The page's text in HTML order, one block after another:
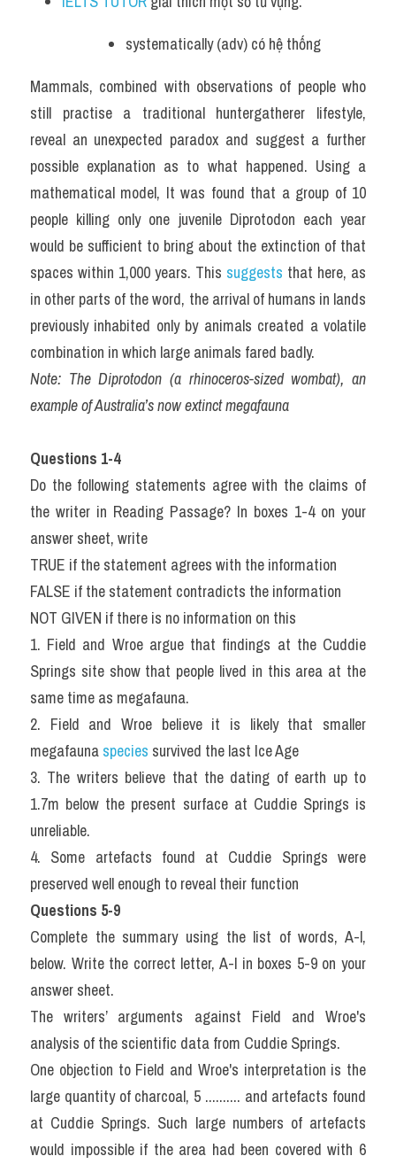
systematically (adv) có hệ thống
Mammals, combined with observations of people who
still practise a traditional hunter­gatherer lifestyle,
reveal an unexpected paradox and suggest a further
possible explanation as to what happened. Using a
mathematical model, It was found that a group of 10
people killing only one juvenile Diprotodon each year
would be sufficient to bring about the extinction of that
spaces within 1,000 years. This suggests that here, as
in other parts of the word, the arrival of humans in lands
previously inhabited only by animals created a volatile
combination in which large animals fared badly.
Note: The Diprotodon (a rhinoceros-sized wombat), an
example of Australia’s now extinct megafauna
Questions 1-4
Do the following statements agree with the claims of
the writer in Reading Passage? In boxes 1-4 on your
answer sheet, write
TRUE if the statement agrees with the information
FALSE if the statement contradicts the information
NOT GIVEN if there is no information on this
1. Field and Wroe argue that findings at the Cuddie
Springs site show that people lived in this area at the
same time as megafauna.
2. Field and Wroe believe it is likely that smaller
megafauna species survived the last Ice Age
3. The writers believe that the dating of earth up to
1.7m below the present surface at Cuddie Springs is
unreliable.
4. Some artefacts found at Cuddie Springs were
preserved well enough to reveal their function
Questions 5-9
Complete the summary using the list of words, A-l,
below. Write the correct letter, A-l in boxes 5-9 on your
answer sheet.
The writers’ arguments against Field and Wroe's
analysis of the scientific data from Cuddie Springs.
One objection to Field and Wroe's interpretation is the
large quantity of charcoal, 5 .......... and artefacts found
at Cuddie Springs. Such large numbers of artefacts
would impossible if the area had been covered with 6